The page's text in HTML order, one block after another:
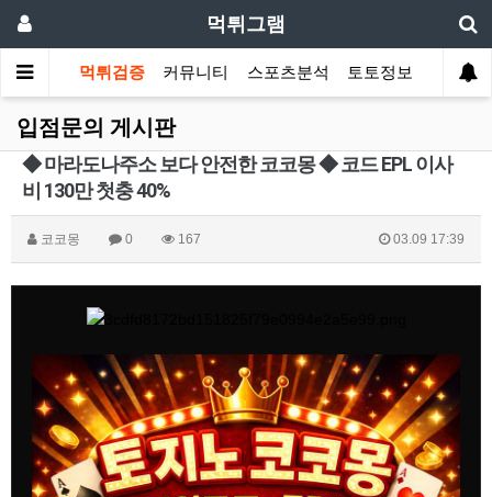
먹튀그램
먹튀검증 커뮤니티 스포츠분석 토토정보
입점문의 게시판
◆ 마라도나주소 보다 안전한 코코몽 ◆ 코드 EPL 이사
비 130만 첫충 40%
코코몽 0 167 03.09 17:39